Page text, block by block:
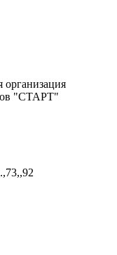
организация
"СТАРТ"